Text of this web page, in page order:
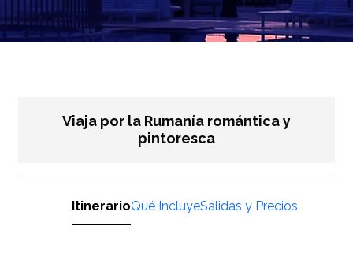
Viaja por la Rumanía romántica y
pintoresca
ItinerarioQué IncluyeSalidas y Precios